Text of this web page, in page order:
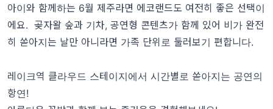
아이와 함께하는 6월 제주라면 에코랜드도 여전히 좋은 선택이
에요. 곶자왈 숲과 기차, 공연형 콘텐츠가 함께 있어 비가 완전
히 쏟아지는 날만 아니라면 가족 단위로 둘러보기 편합니다.
레이크역 클라우드 스테이지에서 시간별로 쏟아지는 공연의
항연!